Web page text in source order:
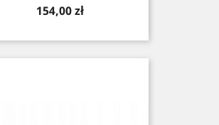
Cena
154,00 zł